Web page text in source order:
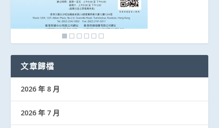
文章歸檔
2026 年 8 月
2026 年 7 月